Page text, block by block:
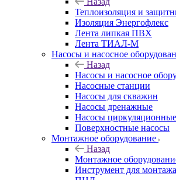
Теплоизоляция и
Изоляция Энергофлекс
Лента липкая ПВХ
Лента ТИАЛ-М
Насосы и насосное
Назад
Насосы и насосное
Насосные станции
Насосы для скважин
Насосы дренажные
Насосы циркуляционные
Поверхностные насосы
Монтажное оборудование
Назад
Монтажное
Инструмент для